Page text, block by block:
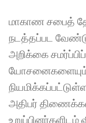
மாகாண சபைத்
நடத்தப்பட
அறிக்கை
யோசனைகளையும்
அதிபர்